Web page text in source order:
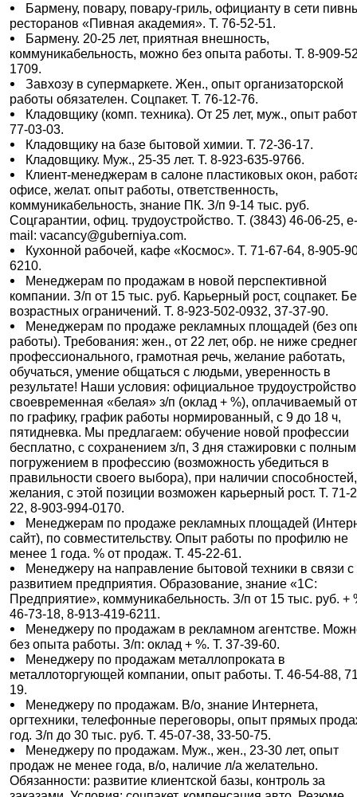
Бармену, повару, повару-гриль, официанту в сети
ресторанов «Пивная академия». Т. 76-52-51.
Бармену. 20-25 лет, приятная внешность,
коммуникабельность, можно без опыта работы. Т. 8-909-
1709.
Завхозу в супермаркете. Жен., опыт организаторской
работы обязателен. Соцпакет. Т. 76-12-76.
Кладовщику (комп. техника). От 25 лет, муж., опыт
77-03-03.
Кладовщику на базе бытовой химии. Т. 72-36-17.
Кладовщику. Муж., 25-35 лет. Т. 8-923-635-9766.
Клиент-менеджерам в салоне пластиковых окон,
офисе, желат. опыт работы, ответственность,
коммуникабельность, знание ПК. З/п 9-14 тыс. руб.
Соцгарантии, офиц. трудоустройство. Т. (3843) 46-06-25,
mail: vacancy@guberniya.com.
Кухонной рабочей, кафе «Космос». Т. 71-67-64, 8-905-
6210.
Менеджерам по продажам в новой перспективной
компании. З/п от 15 тыс. руб. Карьерный рост, соцпакет.
возрастных ограничений. Т. 8-923-502-0932, 37-37-90.
Менеджерам по продаже рекламных площадей (без
работы). Требования: жен., от 22 лет, обр. не ниже
профессионального, грамотная речь, желание работать,
обучаться, умение общаться с людьми, уверенность в
результате! Наши условия: официальное
своевременная «белая» з/п (оклад + %), оплачиваемый
по графику, график работы нормированный, с 9 до 18 ч,
пятидневка. Мы предлагаем: обучение новой профессии
бесплатно, с сохранением з/п, 3 дня стажировки с полным
погружением в профессию (возможность убедиться в
правильности своего выбора), при наличии способностей,
желания, с этой позиции возможен карьерный рост. Т. 71-
22, 8-903-994-0170.
Менеджерам по продаже рекламных площадей
сайт), по совместительству. Опыт работы по профилю не
менее 1 года. % от продаж. Т. 45-22-61.
Менеджеру на направление бытовой техники в связи с
развитием предприятия. Образование, знание «1С:
Предприятие», коммуникабельность. З/п от 15 тыс. руб. +
46-73-18, 8-913-419-6211.
Менеджеру по продажам в рекламном агентстве.
без опыта работы. З/п: оклад + %. Т. 37-39-60.
Менеджеру по продажам металлопроката в
металлоторгующей компании, опыт работы. Т. 46-54-88,
19.
Менеджеру по продажам. В/о, знание Интернета,
оргтехники, телефонные переговоры, опыт прямых
год. З/п до 30 тыс. руб. Т. 45-07-38, 33-50-75.
Менеджеру по продажам. Муж., жен., 23-30 лет, опыт
продаж не менее года, в/о, наличие л/а желательно.
Обязанности: развитие клиентской базы, контроль за